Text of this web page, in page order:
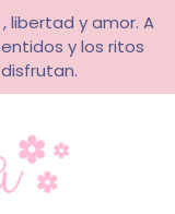
libertad y amor. A
y los ritos